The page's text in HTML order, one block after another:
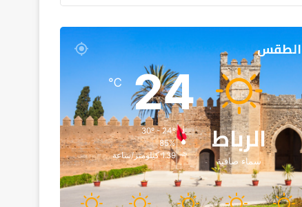
الطقس
الرباط
سماء صافية
24
℃
30º - 24º
85%
1.39 كيلومتر/ساعة